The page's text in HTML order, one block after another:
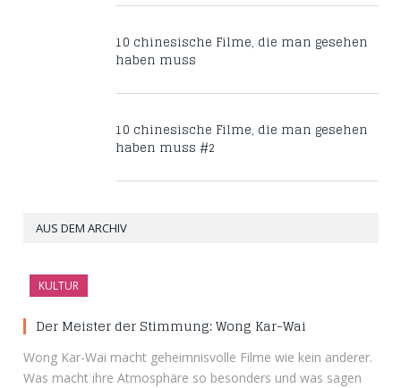
10 chinesische Filme, die man gesehen
haben muss
10 chinesische Filme, die man gesehen
haben muss #2
AUS DEM ARCHIV
KULTUR
Der Meister der Stimmung: Wong Kar-Wai
Wong Kar-Wai macht geheimnisvolle Filme wie kein anderer.
Was macht ihre Atmosphäre so besonders und was sagen